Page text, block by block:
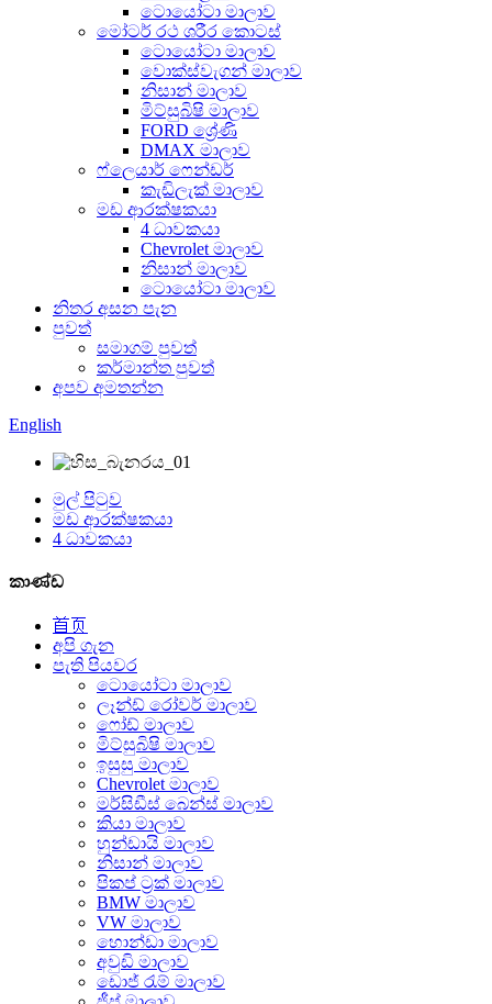
ටොයෝටා මාලාව
මෝටර් රථ ශරීර කොටස්
ටොයෝටා මාලාව
වොක්ස්වැගන් මාලාව
නිසාන් මාලාව
මිට්සුබිෂි මාලාව
FORD ශ්‍රේණි
DMAX මාලාව
ෆ්ලෙයාර් ෆෙන්ඩර්
කැඩිලැක් මාලාව
මඩ ආරක්ෂකයා
4 ධාවකයා
Chevrolet මාලාව
නිසාන් මාලාව
ටොයෝටා මාලාව
නිතර අසන පැන
පුවත්
සමාගම් පුවත්
කර්මාන්ත පුවත්
අපව අමතන්න
English
මුල් පිටුව
මඩ ආරක්ෂකයා
4 ධාවකයා
කාණ්ඩ
首页
අපි ගැන
පැති පියවර
ටොයෝටා මාලාව
ලෑන්ඩ් රෝවර් මාලාව
ෆෝඩ් මාලාව
මිට්සුබිෂි මාලාව
ඉසුසු මාලාව
Chevrolet මාලාව
මර්සිඩීස් බෙන්ස් මාලාව
කියා මාලාව
හුන්ඩායි මාලාව
නිසාන් මාලාව
පිකප් ට්‍රක් මාලාව
BMW මාලාව
VW මාලාව
හොන්ඩා මාලාව
අවුඩි මාලාව
ඩොජ් රැම් මාලාව